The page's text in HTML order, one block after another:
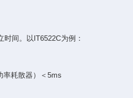
间。以IT6522C为例：
率耗散器）＜5ms